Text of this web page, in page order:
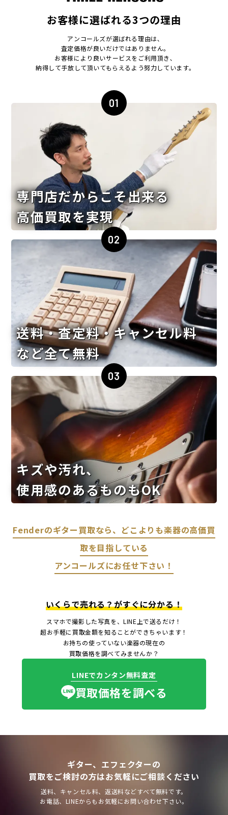
お客様に選ばれる3つの理由
アンコールズが選ばれる理由は､
査定価格が良いだけではありません｡
お客様により良いサービスをご利用頂き､
納得して手放して頂いてもらえるよう努力しています｡
01
専門店だからこそ出来る
高価買取を実現
02
送料・査定料・キャンセル料
など全て無料
03
キズや汚れ、
使用感のあるものもOK
Fenderのギター買取なら、どこよりも楽器の高価買
取を目指している
アンコールズにお任せ下さい！
いくらで売れる？がすぐに分かる！
スマホで撮影した写真を、LINE上で送るだけ！
超お手軽に買取金額を知ることができちゃいます！
お持ちの使っていない楽器の現在の
買取価格を調べてみませんか？
LINEでカンタン無料査定
買取価格を調べる
ギター、エフェクターの
買取をご検討の方はお気軽にご相談ください
送料、キャンセル料、返送料などすべて無料です。
お電話、LINEからもお気軽にお問い合わせ下さい。